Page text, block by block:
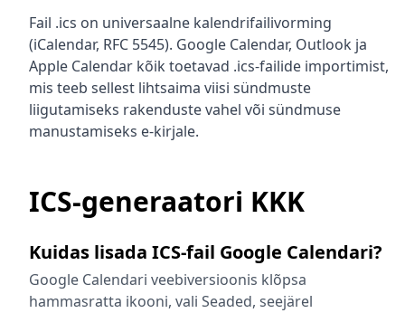
Fail .ics on universaalne kalendrifailivorming
(iCalendar, RFC 5545). Google Calendar, Outlook ja
Apple Calendar kõik toetavad .ics-failide importimist,
mis teeb sellest lihtsaima viisi sündmuste
liigutamiseks rakenduste vahel või sündmuse
manustamiseks e-kirjale.
ICS-generaatori KKK
Kuidas lisada ICS-fail Google Calendari?
Google Calendari veebiversioonis klõpsa
hammasratta ikooni, vali Seaded, seejärel